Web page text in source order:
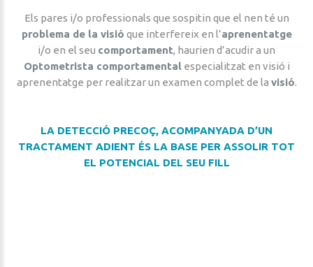
Els pares i/o professionals que sospitin que el nen té un
problema de la visió que interfereix en l’aprenentatge
i/o en el seu comportament, haurien d’acudir a un
Optometrista comportamentalespecialitzat en visió i
aprenentatge per realitzar un examen complet de la visió.
LA DETECCIÓ PRECOÇ, ACOMPANYADA D’UN
TRACTAMENT ADIENT ÉS LA BASE PER ASSOLIR TOT
EL POTENCIAL DEL SEU FILL